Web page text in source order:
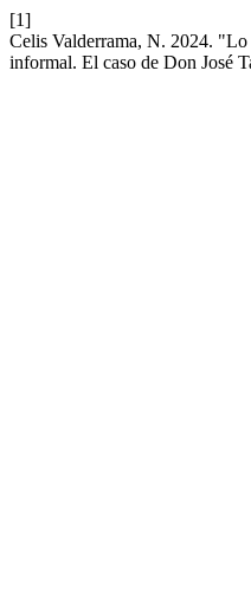
[1]
Celis Valderrama, N. 2024. "Lo
informal. El caso de Don José